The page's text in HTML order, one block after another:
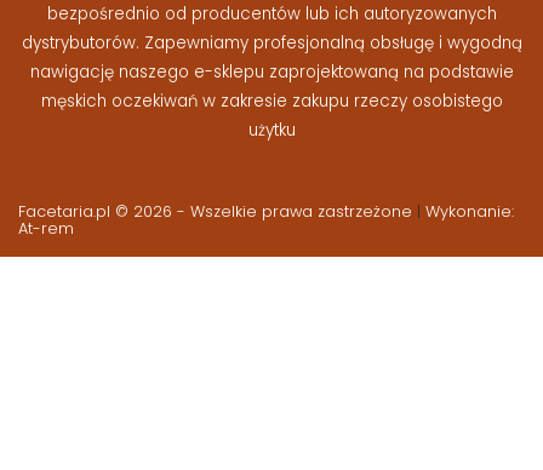
bezpośrednio od producentów lub ich autoryzowanych
dystrybutorów. Zapewniamy profesjonalną obsługę i wygodną
nawigację naszego e-sklepu zaprojektowaną na podstawie
męskich oczekiwań w zakresie zakupu rzeczy osobistego
użytku
Facetaria.pl © 2026 - Wszelkie prawa zastrzeżone | Wykonanie:
At-rem